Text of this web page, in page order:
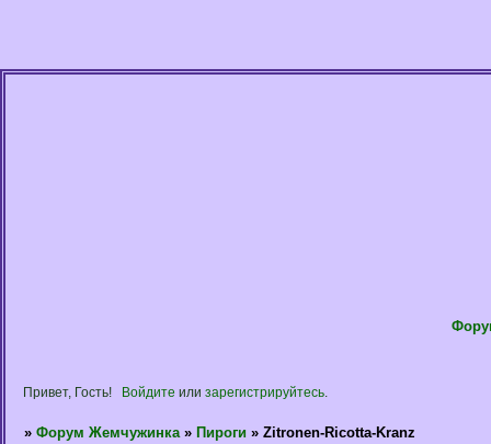
Привет, Гость! Войдите или зарегистрируйтесь.
» Форум Жемчужинка » Пироги » Zitronen-Ricotta-Kranz